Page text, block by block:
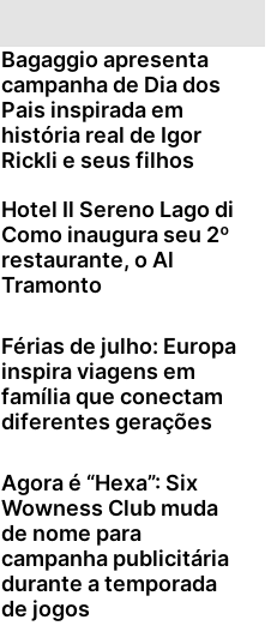
Bagaggio apresenta
campanha de Dia dos
Pais inspirada em
história real de Igor
Rickli e seus filhos
Hotel Il Sereno Lago di
Como inaugura seu 2º
restaurante, o Al
Tramonto
Férias de julho: Europa
inspira viagens em
família que conectam
diferentes gerações
Agora é “Hexa”: Six
Wowness Club muda
de nome para
campanha publicitária
durante a temporada
de jogos